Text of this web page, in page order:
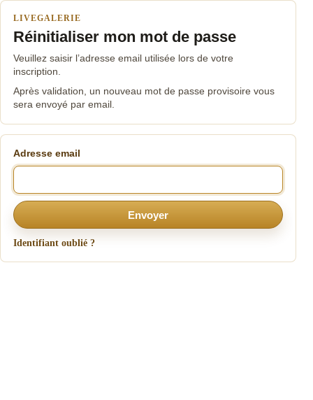
LIVEGALERIE
Réinitialiser mon mot de passe
Veuillez saisir l’adresse email utilisée lors de votre
inscription.
Après validation, un nouveau mot de passe provisoire vous
sera envoyé par email.
Adresse email
Envoyer
Identifiant oublié ?